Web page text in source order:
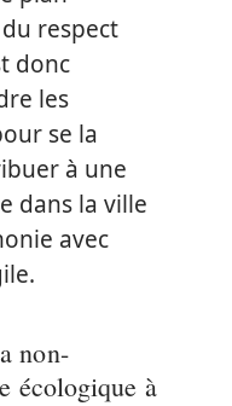
respect
donc
les
se la
à une
dans la ville
avec
non-
écologique à